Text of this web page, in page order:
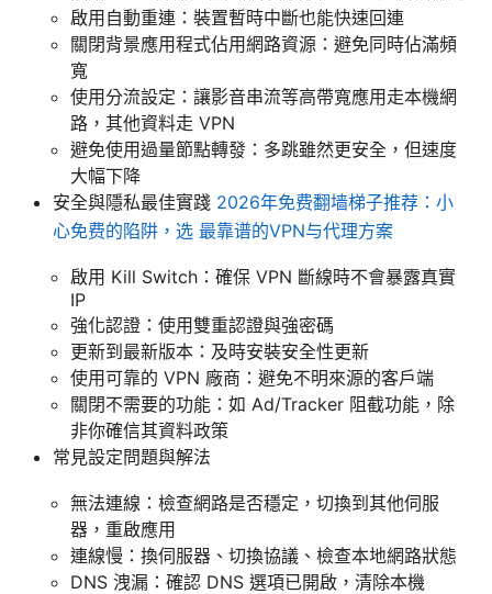
啟用自動重連：裝置暫時中斷也能快速回連
關閉背景應用程式佔用網路資源：避免同時佔滿頻
寬
使用分流設定：讓影音串流等高帶寬應用走本機網
路，其他資料走 VPN
避免使用過量節點轉發：多跳雖然更安全，但速度
大幅下降
安全與隱私最佳實踐 2026年免费翻墙梯子推荐：小
心免费的陷阱，选 最靠谱的VPN与代理方案
啟用 Kill Switch：確保 VPN 斷線時不會暴露真實
IP
強化認證：使用雙重認證與強密碼
更新到最新版本：及時安裝安全性更新
使用可靠的 VPN 廠商：避免不明來源的客戶端
關閉不需要的功能：如 Ad/Tracker 阻截功能，除
非你確信其資料政策
常見設定問題與解法
無法連線：檢查網路是否穩定，切換到其他伺服
器，重啟應用
連線慢：換伺服器、切換協議、檢查本地網路狀態
DNS 洩漏：確認 DNS 選項已開啟，清除本機